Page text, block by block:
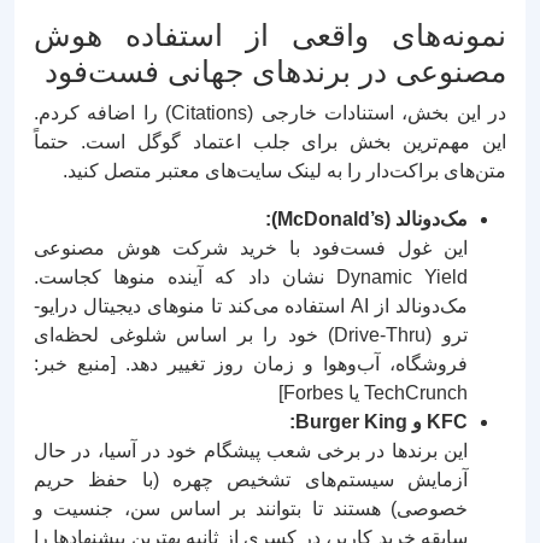
نمونه‌های واقعی از استفاده هوش
مصنوعی در برندهای جهانی فست‌فود
در این بخش، استنادات خارجی (Citations) را اضافه کردم.
این مهم‌ترین بخش برای جلب اعتماد گوگل است. حتماً
متن‌های براکت‌دار را به لینک سایت‌های معتبر متصل کنید.
مک‌دونالد (McDonald’s):
این غول فست‌فود با خرید شرکت هوش مصنوعی
Dynamic Yield نشان داد که آینده منوها کجاست.
مک‌دونالد از AI استفاده می‌کند تا منوهای دیجیتال درایو-
ترو (Drive-Thru) خود را بر اساس شلوغی لحظه‌ای
فروشگاه، آب‌وهوا و زمان روز تغییر دهد. [منبع خبر:
TechCrunch یا Forbes]
KFC و Burger King:
این برندها در برخی شعب پیشگام خود در آسیا، در حال
آزمایش سیستم‌های تشخیص چهره (با حفظ حریم
خصوصی) هستند تا بتوانند بر اساس سن، جنسیت و
سابقه خرید کاربر، در کسری از ثانیه بهترین پیشنهادها را